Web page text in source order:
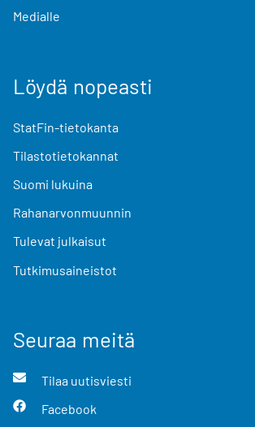
Medialle
Löydä nopeasti
StatFin-tietokanta
Tilastotietokannat
Suomi lukuina
Rahanarvonmuunnin
Tulevat julkaisut
Tutkimusaineistot
Seuraa meitä
Tilaa uutisviesti
Facebook